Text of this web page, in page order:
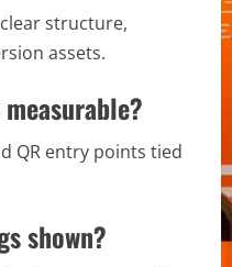
structure,
assets.
QR entry points tied
shown?